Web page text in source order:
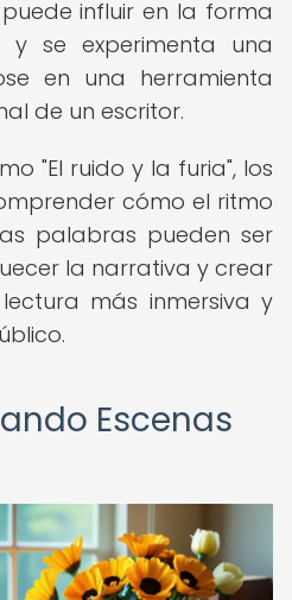
influir en la forma
se experimenta una
en una herramienta
de un escritor.
"El ruido y la furia", los
cómo el ritmo
palabras pueden ser
la narrativa y crear
más inmersiva y
Escenas